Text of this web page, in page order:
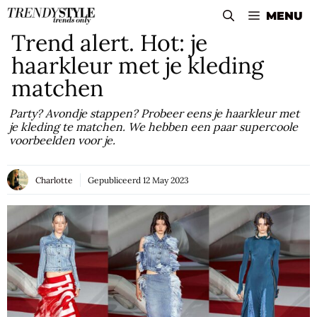
Skip
content
MENU
Trend alert. Hot: je
haarkleur met je kleding
matchen
Party? Avondje stappen? Probeer eens je haarkleur met
je kleding te matchen. We hebben een paar supercoole
voorbeelden voor je.
Charlotte Gepubliceerd 12 May 2023